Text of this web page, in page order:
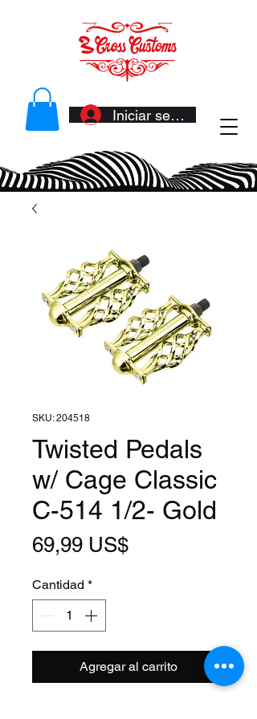
Iniciar sesión
SKU: 204518
Twisted Pedals
w/ Cage Classic
C-514 1/2- Gold
69,99 US$Precio
Cantidad *
Agregar al carrito